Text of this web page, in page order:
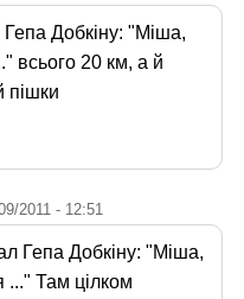
Добкіну: "Міша,
всього 20 км, а й
пішки
2011 - 12:51
Гепа Добкіну: "Міша,
..." Там цілком